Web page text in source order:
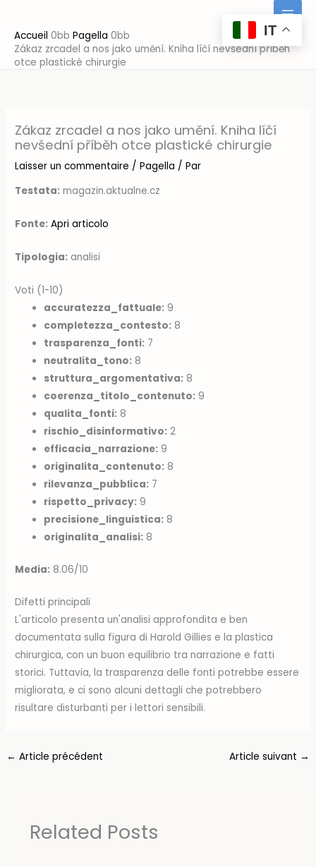
contenu
Accueil
Pagella
Zákaz zrcadel a nos jako umění. Kniha líčí nevšední příběh
otce plastické chirurgie
Zákaz zrcadel a nos jako umění. Kniha líčí
nevšední příběh otce plastické chirurgie
Laisser un commentaire /Pagella / Par
Testata: magazin.aktualne.cz
Fonte: Apri articolo
Tipologia: analisi
Voti (1-10)
accuratezza_fattuale: 9
completezza_contesto: 8
trasparenza_fonti: 7
neutralita_tono: 8
struttura_argomentativa: 8
coerenza_titolo_contenuto: 9
qualita_fonti: 8
rischio_disinformativo: 2
efficacia_narrazione: 9
originalita_contenuto: 8
rilevanza_pubblica: 7
rispetto_privacy: 9
precisione_linguistica: 8
originalita_analisi: 8
Media: 8.06/10
Difetti principali
L'articolo presenta un'analisi approfondita e ben
documentata sulla figura di Harold Gillies e la plastica
chirurgica, con un buon equilibrio tra narrazione e fatti
storici. Tuttavia, la trasparenza delle fonti potrebbe essere
migliorata, e ci sono alcuni dettagli che potrebbero
risultare disturbanti per i lettori sensibili.
← Article précédent Article suivant →
Related Posts
IT